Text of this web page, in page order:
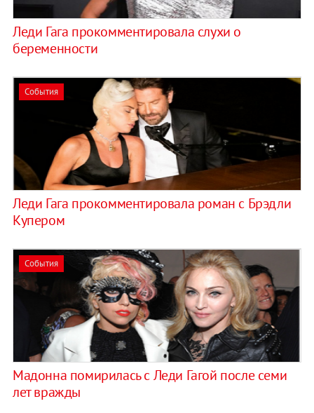
Леди Гага прокомментировала слухи о
беременности
События
Леди Гага прокомментировала роман с Брэдли
Купером
События
Мадонна помирилась с Леди Гагой после семи
лет вражды